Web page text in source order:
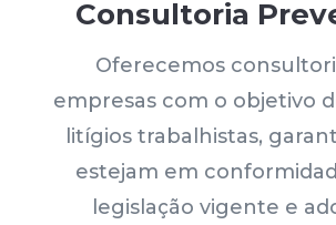
Consultoria
Oferecemos
empresas com o objetivo
litígios trabalhistas,
estejam em
legislação vigente e